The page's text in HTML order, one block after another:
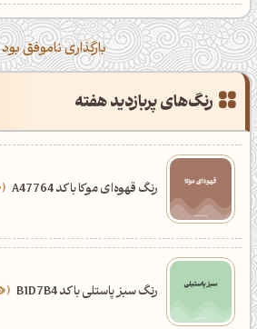
بارگذاری ناموفق بود
رنگ‌های پربازدید هفته
رنگ قهوه‌ای موکا با کد A47764
رنگ سبز پاستلی با کد B1D7B4